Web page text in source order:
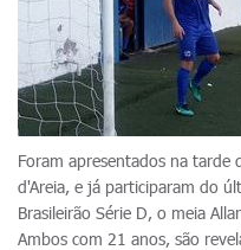
Foram apresentados na tarde
d'Areia, e já participaram do
Brasileirão Série D, o meia
Ambos com 21 anos, são